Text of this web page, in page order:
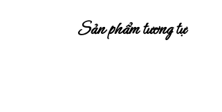
Sản phẩm tương tự